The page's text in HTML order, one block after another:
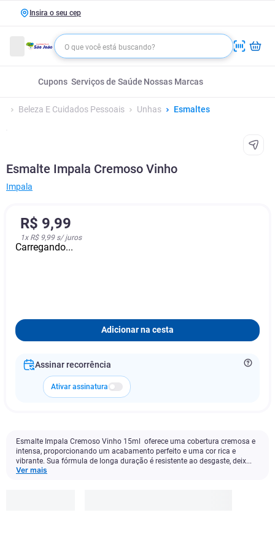
Insira o seu cep
Cupons Serviços de Saúde Nossas Marcas
Beleza E Cuidados Pessoais Unhas Esmaltes
Esmalte Impala Cremoso Vinho
Impala
R$ 9,99
1x R$ 9,99s/ juros
Carregando...
Adicionar na cesta
Assinar recorrência
Ativar assinatura
Esmalte Impala Cremoso Vinho 15ml oferece uma cobertura cremosa e
intensa, proporcionando um acabamento perfeito e uma cor rica e
vibrante. Sua fórmula de longa duração é resistente ao desgaste, deix...
Ver mais